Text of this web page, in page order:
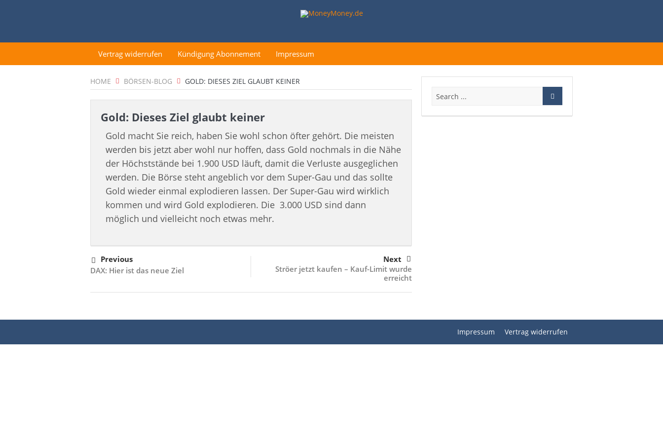
Vertrag widerrufen Kündigung Abonnement Impressum
HOME BÖRSEN-BLOG GOLD: DIESES ZIEL GLAUBT KEINER
Gold: Dieses Ziel glaubt keiner
Gold macht Sie reich, haben Sie wohl schon öfter gehört. Die meisten
werden bis jetzt aber wohl nur hoffen, dass Gold nochmals in die Nähe
der Höchststände bei 1.900 USD läuft, damit die Verluste ausgeglichen
werden. Die Börse steht angeblich vor dem Super-Gau und das sollte
Gold wieder einmal explodieren lassen. Der Super-Gau wird wirklich
kommen und wird Gold explodieren. Die 3.000 USD sind dann
möglich und vielleicht noch etwas mehr.
Previous
DAX: Hier ist das neue Ziel
Next
Ströer jetzt kaufen – Kauf-Limit wurde
erreicht
Impressum Vertrag widerrufen